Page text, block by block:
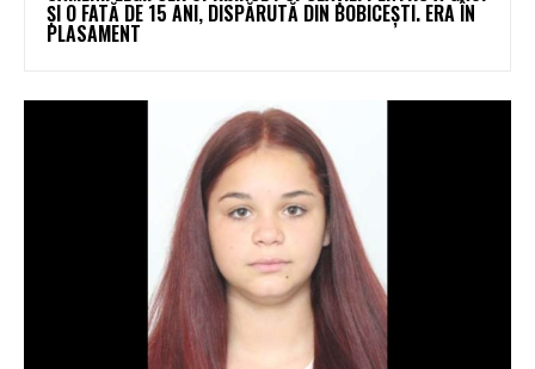
ȘI O FATĂ DE 15 ANI, DISPĂRUTĂ DIN BOBICEȘTI. ERA ÎN
PLASAMENT